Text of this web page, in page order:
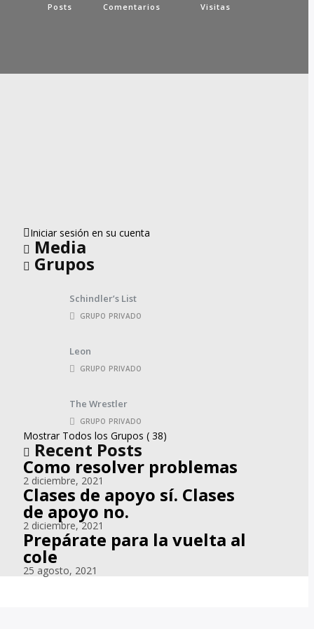
Posts Comentarios Visitas
Iniciar sesión en su cuenta
Media
Grupos
Schindler’s List
GRUPO PRIVADO
Leon
GRUPO PRIVADO
The Wrestler
GRUPO PRIVADO
Mostrar Todos los Grupos ( 38)
Recent Posts
Como resolver problemas
2 diciembre, 2021
Clases de apoyo sí. Clases
de apoyo no.
2 diciembre, 2021
Prepárate para la vuelta al
cole
25 agosto, 2021